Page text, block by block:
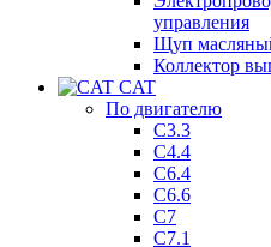
управления
Щуп
Коллектор
CAT
По двигателю
C3.3
C4.4
C6.4
C6.6
C7
C7.1